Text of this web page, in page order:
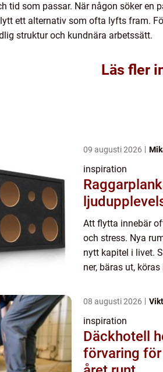
tid som passar. När någon söker
ett alternativ som ofta lyfts fram.
struktur och kundnära arbetssätt.
Läs fler
09 augusti 2026
inspiration
Att flytta innebär
och stress. Nya
nytt kapitel i livet.
ner, bäras ut,
08 augusti 2026
inspiration
Däckhotell
förvaring